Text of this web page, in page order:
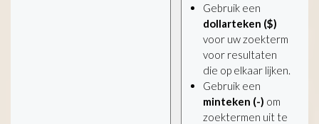
Gebruik een
dollarteken ($)
voor uw zoekterm
voor resultaten
die op elkaar lijken.
Gebruik een
minteken (-) om
zoektermen uit te